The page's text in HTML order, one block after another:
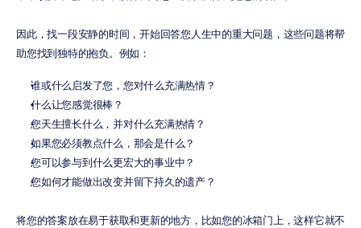
因此，找一段安静的时间，开始回答您人生中的重大问题，这些问题将帮
助您找到独特的抱负。例如：
谁或什么启发了您，您对什么充满热情？
什么让您感觉很棒？
您天生擅长什么，并对什么充满热情？
如果您必须教点什么，那会是什么？
您可以参与到什么更宏大的事业中？
您如何才能做出改变并留下持久的遗产？
将您的答案放在易于获取和更新的地方，比如您的冰箱门上，这样它就不